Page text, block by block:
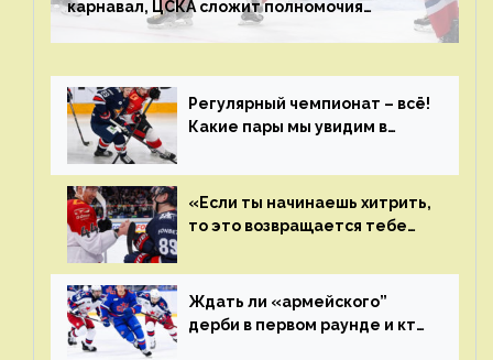
карнавал, ЦСКА сложит полномочия
чемпиона. Превью первого раунда плей-офф
на Западе
Регулярный чемпионат – всё!
Какие пары мы увидим в
«Если ты начинаешь хитрить,
то это возвращается тебе
Ждать ли «армейского”
дерби в первом раунде и кто